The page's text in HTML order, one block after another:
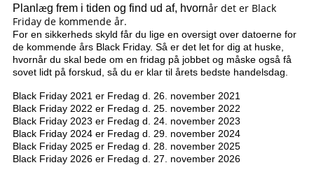
Planl æg frem i tiden og find ud af, hvornår det er Black
Friday de kommende år.
For en sikkerheds skyld får du lige en oversigt over datoerne for
de kommende års Black Friday. Så er det let for dig at huske,
hvornår du skal bede om en fridag på jobbet og måske også få
sovet lidt på forskud, så du er klar til årets bedste handelsdag.
Black Friday 2021 er Fredag d. 26. november 2021
Black Friday 2022 er Fredag d. 25. november 2022
Black Friday 2023 er Fredag d. 24. november 2023
Black Friday 2024 er Fredag d. 29. november 2024
Black Friday 2025 er Fredag d. 28. november 2025
Black Friday 2026 er Fredag d. 27. november 2026